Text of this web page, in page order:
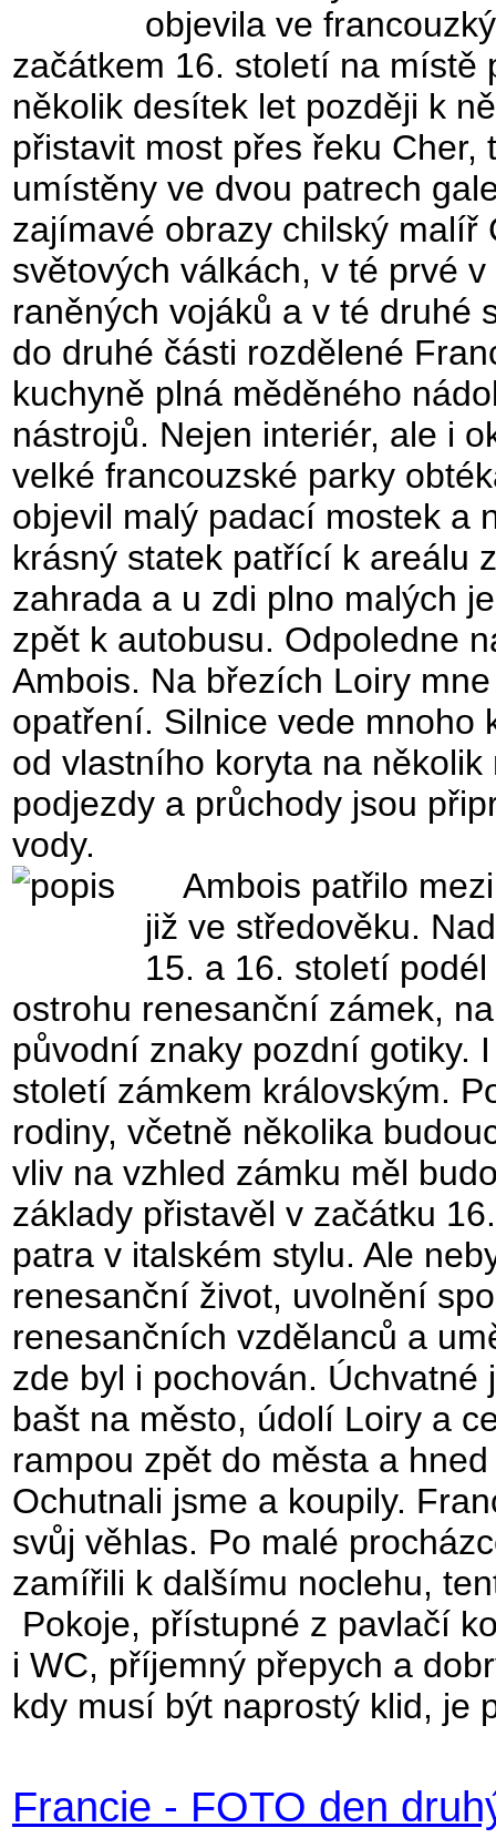
objevila ve
začátkem 16. století na
několik desítek let později k
přistavit most přes řeku
umístěny ve dvou patrech
zajímavé obrazy chilský malíř
světových válkách, v té prvé
raněných vojáků a v té druhé
do druhé části rozdělené
kuchyně plná měděného
nástrojů. Nejen interiér, ale i
velké francouzské parky
objevil malý padací mostek a
krásný statek patřící k areálu
zahrada a u zdi plno malých
zpět k autobusu. Odpoledne
Ambois. Na březích Loiry
opatření. Silnice vede mnoho
od vlastního koryta na
podjezdy a průchody jsou
vody.
Ambois patřilo
již ve středověku.
15. a 16. století
ostrohu renesanční zámek,
původní znaky pozdní gotiky.
století zámkem královským.
rodiny, včetně několika
vliv na vzhled zámku měl
základy přistavěl v začátku
patra v italském stylu. Ale
renesanční život, uvolnění
renesančních vzdělanců a
zde byl i pochován.
bašt na město, údolí Loiry a
rampou zpět do města a
Ochutnali jsme a koupily.
svůj věhlas. Po malé
zamířili k dalšímu noclehu,
Pokoje, přístupné z pavlačí
i WC, příjemný přepych a
kdy musí být naprostý klid, je
Francie - FOTO den